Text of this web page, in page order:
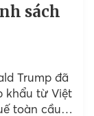
sách
Trump đã
khẩu từ Việt
toàn cầu